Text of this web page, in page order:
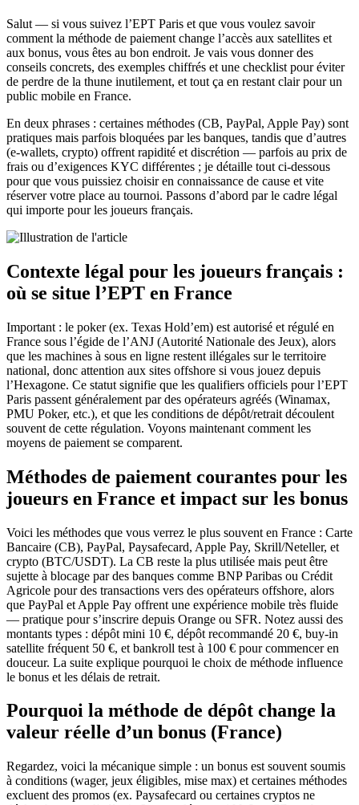
Salut — si vous suivez l’EPT Paris et que vous voulez savoir
comment la méthode de paiement change l’accès aux satellites et
aux bonus, vous êtes au bon endroit. Je vais vous donner des
conseils concrets, des exemples chiffrés et une checklist pour éviter
de perdre de la thune inutilement, et tout ça en restant clair pour un
public mobile en France.
En deux phrases : certaines méthodes (CB, PayPal, Apple Pay) sont
pratiques mais parfois bloquées par les banques, tandis que d’autres
(e‑wallets, crypto) offrent rapidité et discrétion — parfois au prix de
frais ou d’exigences KYC différentes ; je détaille tout ci‑dessous
pour que vous puissiez choisir en connaissance de cause et vite
réserver votre place au tournoi. Passons d’abord par le cadre légal
qui importe pour les joueurs français.
Contexte légal pour les joueurs français :
où se situe l’EPT en France
Important : le poker (ex. Texas Hold’em) est autorisé et régulé en
France sous l’égide de l’ANJ (Autorité Nationale des Jeux), alors
que les machines à sous en ligne restent illégales sur le territoire
national, donc attention aux sites offshore si vous jouez depuis
l’Hexagone. Ce statut signifie que les qualifiers officiels pour l’EPT
Paris passent généralement par des opérateurs agréés (Winamax,
PMU Poker, etc.), et que les conditions de dépôt/retrait découlent
souvent de cette régulation. Voyons maintenant comment les
moyens de paiement se comparent.
Méthodes de paiement courantes pour les
joueurs en France et impact sur les bonus
Voici les méthodes que vous verrez le plus souvent en France : Carte
Bancaire (CB), PayPal, Paysafecard, Apple Pay, Skrill/Neteller, et
crypto (BTC/USDT). La CB reste la plus utilisée mais peut être
sujette à blocage par des banques comme BNP Paribas ou Crédit
Agricole pour des transactions vers des opérateurs offshore, alors
que PayPal et Apple Pay offrent une expérience mobile très fluide
— pratique pour s’inscrire depuis Orange ou SFR. Notez aussi des
montants types : dépôt mini 10 €, dépôt recommandé 20 €, buy‑in
satellite fréquent 50 €, et bankroll test à 100 € pour commencer en
douceur. La suite explique pourquoi le choix de méthode influence
le bonus et les délais de retrait.
Pourquoi la méthode de dépôt change la
valeur réelle d’un bonus (France)
Regardez, voici la mécanique simple : un bonus est souvent soumis
à conditions (wager, jeux éligibles, mise max) et certaines méthodes
excluent des promos (ex. Paysafecard ou certaines cryptos ne